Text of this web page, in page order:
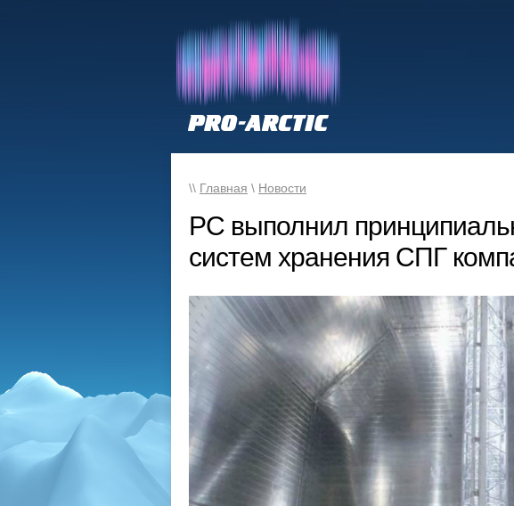
\\ Главная \ Новости
РС выполнил
систем хранения СПГ